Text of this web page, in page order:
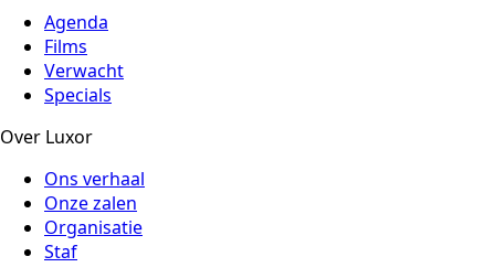
Agenda
Films
Verwacht
Specials
Over Luxor
Ons verhaal
Onze zalen
Organisatie
Staf